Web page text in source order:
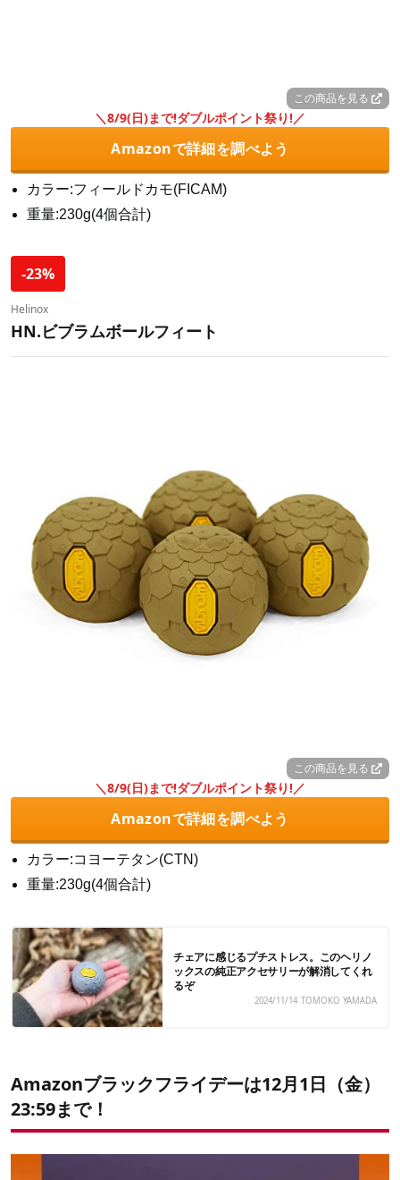
この商品を見る
＼8/9(日)まで!ダブルポイント祭り!／
Amazonで詳細を調べよう
カラー:フィールドカモ(FICAM)
重量:230g(4個合計)
-23%
Helinox
HN.ビブラムボールフィート
この商品を見る
＼8/9(日)まで!ダブルポイント祭り!／
Amazonで詳細を調べよう
カラー:コヨーテタン(CTN)
重量:230g(4個合計)
チェアに感じるプチストレス。このヘリノ
ックスの純正アクセサリーが解消してくれ
るぞ
2024/11/14 TOMOKO YAMADA
Amazonブラックフライデーは12月1日（金）
23:59まで！